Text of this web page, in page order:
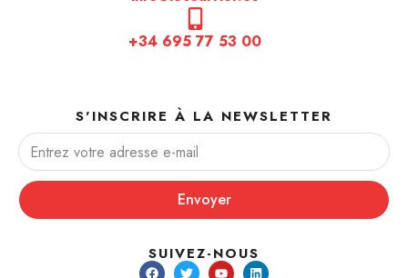
+34 695 77 53 00
S'INSCRIRE À LA NEWSLETTER
Envoyer
SUIVEZ-NOUS